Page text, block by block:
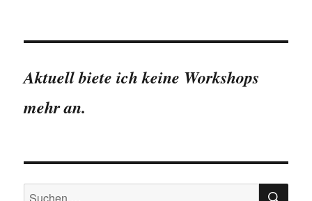
Aktuell biete ich keine Workshops
mehr an.
Suchen